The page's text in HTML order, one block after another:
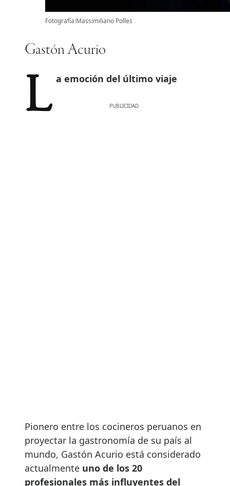
Fotografía:Massimiliano Polles
Gastón Acurio
La emoción del último viaje
Pionero entre los cocineros peruanos en
proyectar la gastronomía de su país al
mundo, Gastón Acurio está considerado
actualmente uno de los 20
profesionales más influyentes del